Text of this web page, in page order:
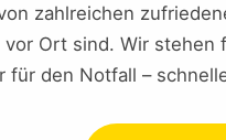
zahlreichen
Ort sind. Wir
den Notfall –